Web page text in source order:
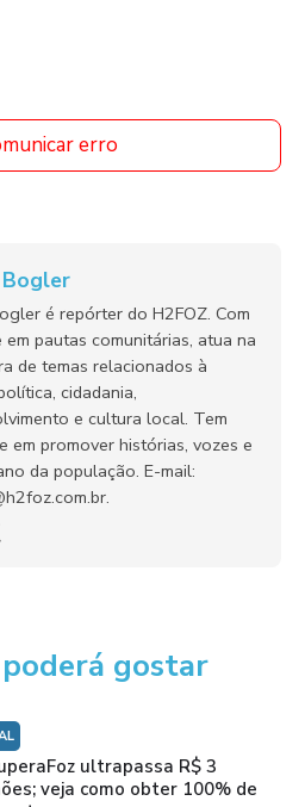
erro
é repórter do H2FOZ. Com
pautas comunitárias, atua na
de temas relacionados à
cidadania,
e cultura local. Tem
em promover histórias, vozes e
da população. E-mail:
gostar
ultrapassa R$ 3
veja como obter 100% de